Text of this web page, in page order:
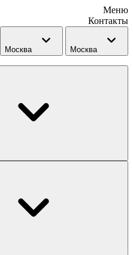
Меню
Контакты
Москва Москва